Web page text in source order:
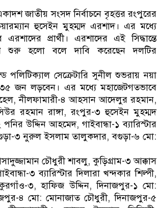
মূর্তমান প্রতীক বেগম খালেদা জিয়া : তথ্যমন্ত্রী
জাতীয় সংসদ নির্বাচনে বৃহত্তর রংপুরের
হুসেইন মুহম্মদ এরশাদ। এর মধ্যে
প্রার্থী। এরশাদের এই সিদ্ধান্তে
শুরু হলো বলে দাবি করেছেন দলটির
পলিটিক্যাল সেক্রেটারি সুনীল শুভরায় নয়া
জন লড়বেন। এর মধ্যে মহাজেটগতভাবে
নীলফামারী-৪ আহসান আদেলুর রহমান,
রহমান রাঙ্গা, রংপুর-৩ হুসেইন মুহম্মদ
উদ্দিন আহমেদ, গাইবান্ধা-১ ব্যারিস্টার
৩ নুরুল ইসলাম তালুকদার, বগুড়া-৬ মো:
চৌধুরী শাবলু, কুড়িগ্রাম-৩ আক্কাস
৩ ব্যারিস্টার দিলারা খন্দকার শিল্পী,
৩, হাফিজ উদ্দিন, দিনাজপুর-১ মো:
৪ মো: মোনাজাত চৌধুরী, দিনাজপুর-৫